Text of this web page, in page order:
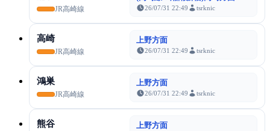
JR高崎線 26/07/31 22:49 tsrknic
高崎
JR高崎線
上野方面
26/07/31 22:49 tsrknic
鴻巣
JR高崎線
上野方面
26/07/31 22:49 tsrknic
熊谷 上野方面